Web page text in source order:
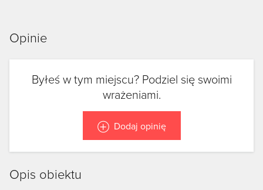
Opinie
Byłeś w tym miejscu? Podziel się swoimi
wrażeniami.
Dodaj opinię
Opis obiektu